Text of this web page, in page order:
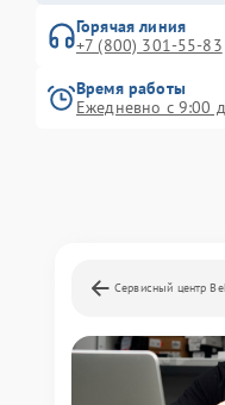
Горячая линия
+7 (800) 301-55-83
Время работы
Ежедневно с 9:00
Сервисный центр